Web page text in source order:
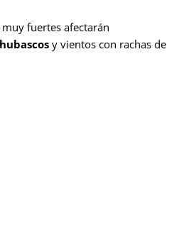
fuertes afectarán
y vientos con rachas de